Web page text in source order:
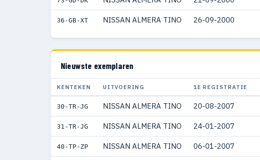
36-GB-XT NISSAN ALMERA TINO 26-09-2000
Nieuwste exemplaren
KENTEKEN UITVOERING 1E REGISTRATIE
30-TR-JG NISSAN ALMERA TINO 20-08-2007
31-TR-JG NISSAN ALMERA TINO 24-01-2007
40-TP-ZP NISSAN ALMERA TINO 06-01-2007